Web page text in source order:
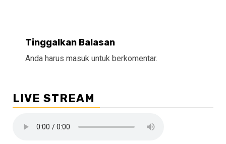
Tinggalkan Balasan
Anda harus masuk untuk berkomentar.
LIVE STREAM